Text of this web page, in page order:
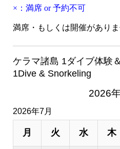
×：満席 or 予約不可
満席・もしくは開催がありま
ケラマ諸島 1ダイブ体験
1Dive & Snorkeling
2026
2026年7月
月 火 水 木